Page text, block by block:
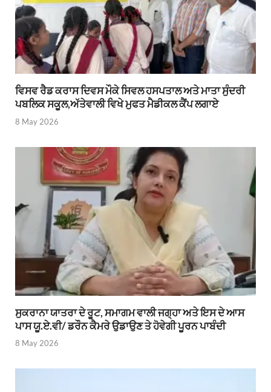
ਵਿਸਵ ਰੈਡ ਕਰਾਸ ਦਿਵਸ ਮੌਕੇ ਸਿਵਲ ਹਸਪਤਾਲ ਅਤੇ ਮਾਤਾ ਸੁੰਦਰੀ
ਪਬਲਿਕ ਸਕੂਲ,ਅੱਤੇਵਾਲੀ ਵਿਖੇ ਮੁਫਤ ਮੈਡੀਕਲ ਕੈਂਪ ਲਗਾਏ
8 May 2026
ਸੁਕਰਾਨਾ ਯਾਤਰਾ ਦੇ ਰੂਟ, ਸਮਾਗਮ ਵਾਲੀ ਜਗ੍ਹਾ ਅਤੇ ਇਸ ਦੇ ਆਸ
ਪਾਸ ਯੂ.ਏ.ਵੀ/ ਡਰੌਨ ਕੈਮਰੇ ਉਡਾਉਣ ਤੇ ਹੋਵੇਗੀ ਪੂਰਨ ਪਾਬੰਦੀ
8 May 2026